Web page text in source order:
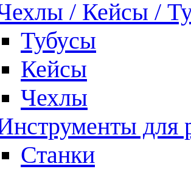
/ Кейсы /
Тубусы
Кейсы
Чехлы
для
Станки